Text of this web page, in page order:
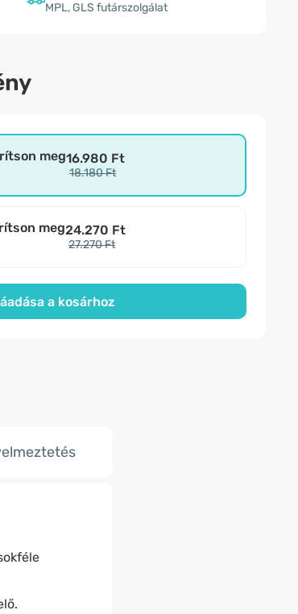
MPL, GLS futárszolgálat
meg16.980 Ft
18.180 Ft
meg24.270 Ft
27.270 Ft
a kosárhoz